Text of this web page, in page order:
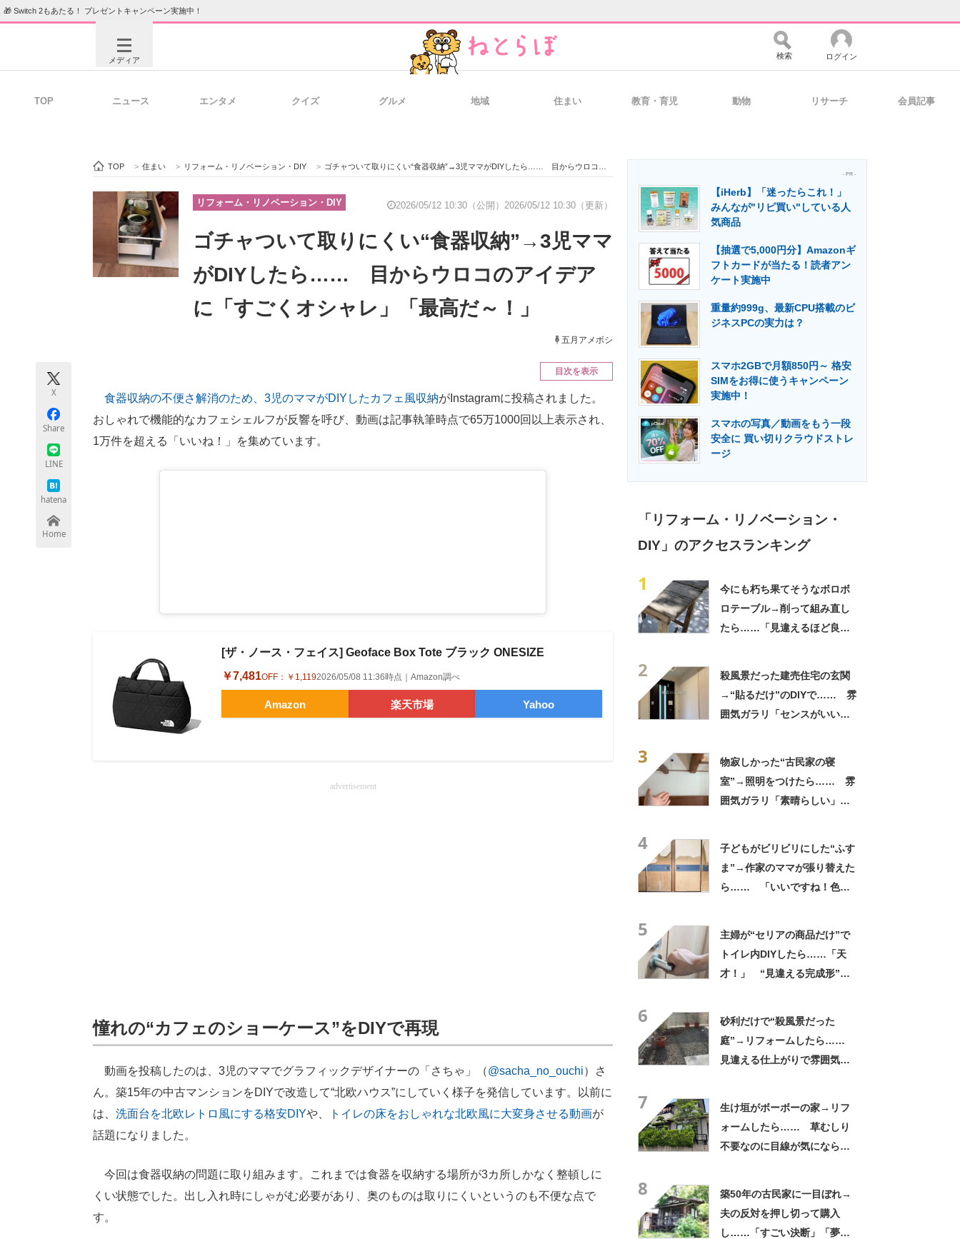
🎁 Switch 2もあたる！ プレゼントキャンペーン実施中！
メディア
ビジネスと働き方のヒント AI活用のいまが分かる 経営リーダーのコミュニティ マーケ×ITの今がよく分かる
ITエンジニア向け専門サイト 製造業のIT導入・活用を支援
エネルギーの専門メディア 建設×テクノロジーの最前線
ちょっと気になるネットの話題
検索 ログイン
TOP ニュース エンタメ クイズ グルメ 地域 住まい 教育・育児 動物 リサーチ 会員記事
TOP > 住まい > リフォーム・リノベーション・DIY > ゴチャついて取りにくい“食器収納”→3児ママがDIYしたら…… 目からウロコのアイデアに「すごくオシャレ」「最高だ～！」
リフォーム・リノベーション・DIY 2026/05/12 10:30（公開） 2026/05/12 10:30（更新）
ゴチャついて取りにくい“食器収納”→3児ママ
がDIYしたら…… 目からウロコのアイデア
に「すごくオシャレ」「最高だ～！」
五月アメボシ
X
Share
LINE
hatena
Home
目次を表示
食器収納の不便さ解消のため、3児のママがDIYしたカフェ風収納がInstagramに投稿されました。
おしゃれで機能的なカフェシェルフが反響を呼び、動画は記事執筆時点で65万1000回以上表示され、
1万件を超える「いいね！」を集めています。
[ザ・ノース・フェイス] Geoface Box Tote ブラック ONESIZE
￥7,481OFF： ￥1,1192026/05/08 11:36時点｜Amazon調べ
Amazon 楽天市場 Yahoo
advertisement
憧れの“カフェのショーケース”をDIYで再現
動画を投稿したのは、3児のママでグラフィックデザイナーの「さちゃ」（@sacha_no_ouchi）さ
ん。築15年の中古マンションをDIYで改造して“北欧ハウス”にしていく様子を発信しています。以前に
は、 洗面台を北欧レトロ風にする格安DIYや、 トイレの床をおしゃれな北欧風に大変身させる動画が
話題になりました。
今回は食器収納の問題に取り組みます。これまでは食器を収納する場所が3カ所しかなく整頓しに
くい状態でした。出し入れ時にしゃがむ必要があり、奥のものは取りにくいというのも不便な点で
す。
- PR -
【iHerb】「迷ったらこれ！」
みんなが"リピ買い"している人
気商品
【抽選で5,000円分】Amazonギ
フトカードが当たる！読者アン
ケート実施中
重量約999g、最新CPU搭載のビ
ジネスPCの実力は？
スマホ2GBで月額850円～ 格安
SIMをお得に使うキャンペーン
実施中！
スマホの写真／動画をもう一段
安全に 買い切りクラウドストレ
ージ
「リフォーム・リノベーション・
DIY」のアクセスランキング
1
今にも朽ち果てそうなボロボ
ロテーブル→削って組み直し
たら……「見違えるほど良く
2
殺風景だった建売住宅の玄関
→“貼るだけ”のDIYで…… 雰
囲気ガラリ「センスがいい」
3
物寂しかった“古民家の寝
室”→照明をつけたら…… 雰
囲気ガラリ「素晴らしい」
4
子どもがビリビリにした“ふす
ま”→作家のママが張り替えた
ら…… 「いいですね！色
5
主婦が“セリアの商品だけ”で
トイレ内DIYしたら……「天
才！」 “見違える完成形”に
6
砂利だけで“殺風景だった
庭”→リフォームしたら……
見違える仕上がりで雰囲気ガ
7
生け垣がボーボーの家→リフ
ォームしたら…… 草むしり
不要なのに目線が気にならな
8
築50年の古民家に一目ぼれ→
夫の反対を押し切って購入
し……「すごい決断」「夢が